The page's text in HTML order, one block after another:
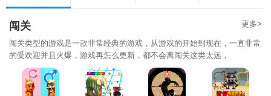
闯关 更多>
闯关类型的游戏是一款非常经典的游戏，从游戏的开始到现在，一直非常
的受欢迎并且火爆，游戏再怎么更新，都不会离闯关这类太远，